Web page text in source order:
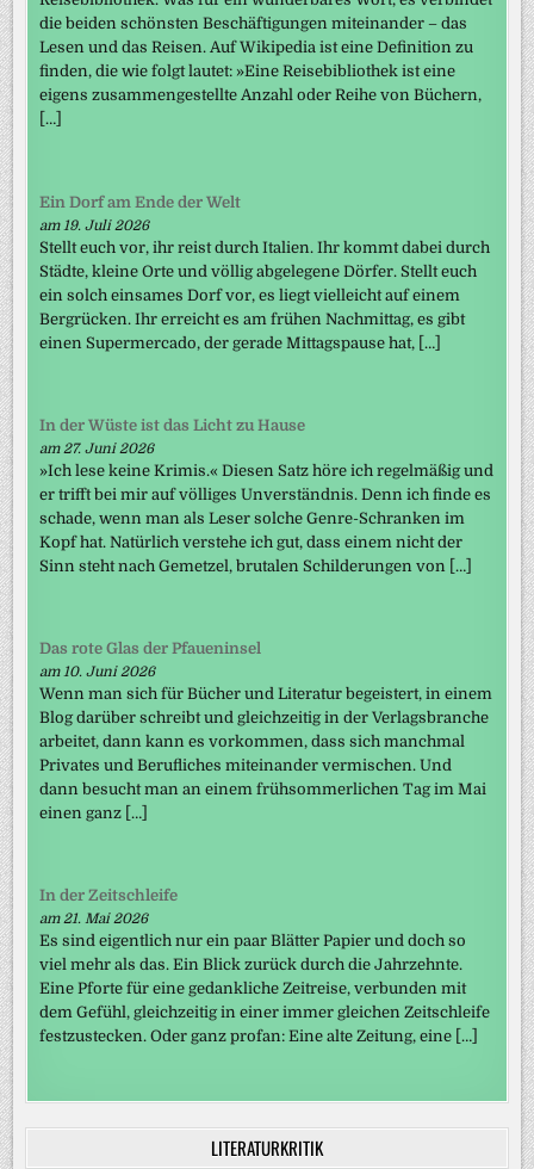
die beiden schönsten Beschäftigungen miteinander – das
Lesen und das Reisen. Auf Wikipedia ist eine Definition zu
finden, die wie folgt lautet: »Eine Reisebibliothek ist eine
eigens zusammengestellte Anzahl oder Reihe von Büchern,
[…]
Ein Dorf am Ende der Welt
am 19. Juli 2026
Stellt euch vor, ihr reist durch Italien. Ihr kommt dabei durch
Städte, kleine Orte und völlig abgelegene Dörfer. Stellt euch
ein solch einsames Dorf vor, es liegt vielleicht auf einem
Bergrücken. Ihr erreicht es am frühen Nachmittag, es gibt
einen Supermercado, der gerade Mittagspause hat, […]
In der Wüste ist das Licht zu Hause
am 27. Juni 2026
»Ich lese keine Krimis.« Diesen Satz höre ich regelmäßig und
er trifft bei mir auf völliges Unverständnis. Denn ich finde es
schade, wenn man als Leser solche Genre-Schranken im
Kopf hat. Natürlich verstehe ich gut, dass einem nicht der
Sinn steht nach Gemetzel, brutalen Schilderungen von […]
Das rote Glas der Pfaueninsel
am 10. Juni 2026
Wenn man sich für Bücher und Literatur begeistert, in einem
Blog darüber schreibt und gleichzeitig in der Verlagsbranche
arbeitet, dann kann es vorkommen, dass sich manchmal
Privates und Berufliches miteinander vermischen. Und
dann besucht man an einem frühsommerlichen Tag im Mai
einen ganz […]
In der Zeitschleife
am 21. Mai 2026
Es sind eigentlich nur ein paar Blätter Papier und doch so
viel mehr als das. Ein Blick zurück durch die Jahrzehnte.
Eine Pforte für eine gedankliche Zeitreise, verbunden mit
dem Gefühl, gleichzeitig in einer immer gleichen Zeitschleife
festzustecken. Oder ganz profan: Eine alte Zeitung, eine […]
LITERATURKRITIK